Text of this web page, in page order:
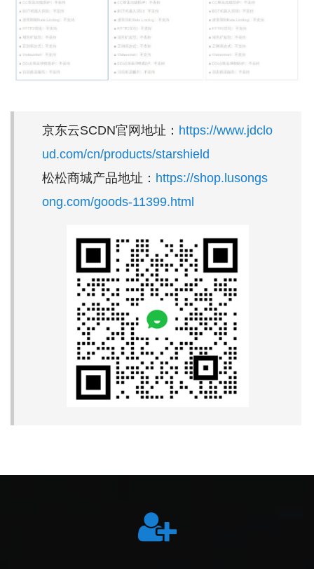
京东云SCDN官网地址： https://www.jdclo
ud.com/cn/products/starshield
松松商城产品地址： https://shop.lusongs
ong.com/goods-11399.html